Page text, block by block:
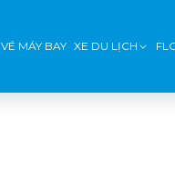
VÉ MÁY BAY XE DU LỊCH